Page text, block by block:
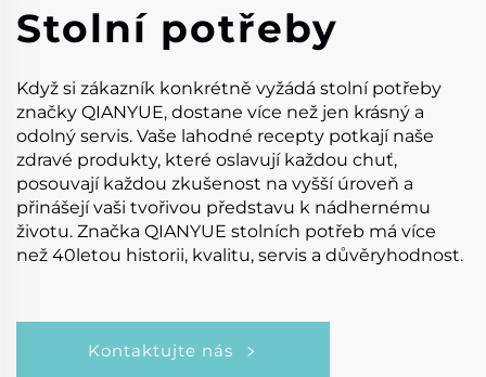
Stolní potřeby
Když si zákazník konkrétně vyžádá stolní potřeby
značky QIANYUE, dostane více než jen krásný a
odolný servis. Vaše lahodné recepty potkají naše
zdravé produkty, které oslavují každou chuť,
posouvají každou zkušenost na vyšší úroveň a
přinášejí vaši tvořivou představu k nádhernému
životu. Značka QIANYUE stolních potřeb má více
než 40letou historii, kvalitu, servis a důvěryhodnost.
Kontaktujte nás